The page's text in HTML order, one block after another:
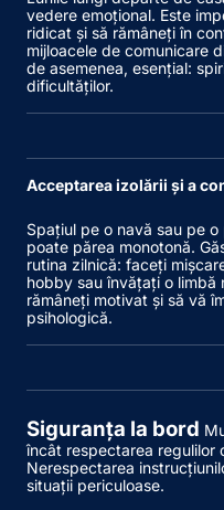
vedere emoțional. Este
ridicat și să rămâneți în
mijloacele de comunicare
de asemenea, esențial:
dificultăților.
Acceptarea izolării și a
Spațiul pe o navă sau pe
poate părea monotonă.
rutina zilnică: faceți
hobby sau învățați o limbă
rămâneți motivat și să vă
psihologică.
Siguranța la bord
încât respectarea regulilor
Nerespectarea
situații periculoase.